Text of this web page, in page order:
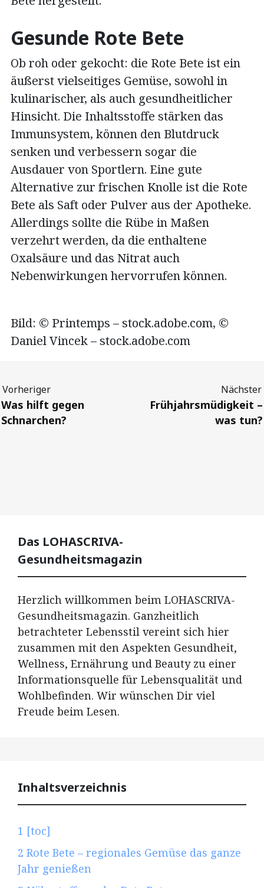
Gesunde Rote Bete
Ob roh oder gekocht: die Rote Bete ist ein
äußerst vielseitiges Gemüse, sowohl in
kulinarischer, als auch gesundheitlicher
Hinsicht. Die Inhaltsstoffe stärken das
Immunsystem, können den Blutdruck
senken und verbessern sogar die
Ausdauer von Sportlern. Eine gute
Alternative zur frischen Knolle ist die Rote
Bete als Saft oder Pulver aus der Apotheke.
Allerdings sollte die Rübe in Maßen
verzehrt werden, da die enthaltene
Oxalsäure und das Nitrat auch
Nebenwirkungen hervorrufen können.
Bild: © Printemps – stock.adobe.com, ©
Daniel Vincek – stock.adobe.com
Previous
Was hilft gegen
Schnarchen?
Next
Frühjahrsmüdigkeit –
was tun?
Das LOHASCRIVA-
Gesundheitsmagazin
Herzlich willkommen beim LOHASCRIVA-
Gesundheitsmagazin. Ganzheitlich
betrachteter Lebensstil vereint sich hier
zusammen mit den Aspekten Gesundheit,
Wellness, Ernährung und Beauty zu einer
Informationsquelle für Lebensqualität und
Wohlbefinden. Wir wünschen Dir viel
Freude beim Lesen.
Inhaltsverzeichnis
1 [toc]
2 Rote Bete – regionales Gemüse das ganze
Jahr genießen